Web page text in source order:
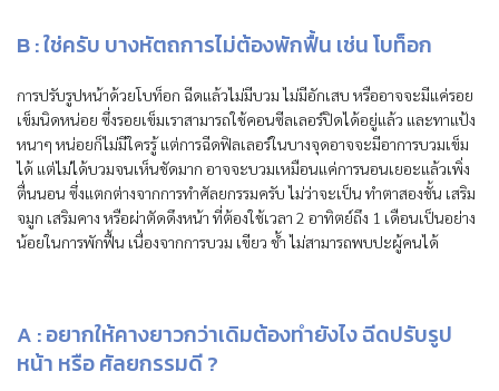
B :ใช่ครับ บางหัตถการไม่ต้องพักฟื้น เช่น โบท็อก
การปรับรูปหน้าด้วยโบท็อก ฉีดแล้วไม่มีบวม ไม่มีอักเสบ หรืออาจจะมีแค่รอย
เข็มนิดหน่อย ซึ่งรอยเข็มเราสามารถใช้คอนซีลเลอร์ปิดได้อยู่แล้ว และทาแป้ง
หนาๆ หน่อยก็ไม่มีใครรู้ แต่การฉีดฟิลเลอร์ในบางจุดอาจจะมีอาการบวมเข็ม
ได้ แต่ไม่ได้บวมจนเห็นชัดมาก อาจจะบวมเหมือนแค่การนอนเยอะแล้วเพิ่ง
ตื่นนอน ซึ่งแตกต่างจากการทำศัลยกรรมครับ ไม่ว่าจะเป็น ทำตาสองชั้น เสริม
จมูก เสริมคาง หรือผ่าตัดดึงหน้า ที่ต้องใช้เวลา 2 อาทิตย์ถึง 1 เดือนเป็นอย่าง
น้อยในการพักฟื้น เนื่องจากการบวม เขียว ช้ำ ไม่สามารถพบปะผู้คนได้
A : อยากให้คางยาวกว่าเดิมต้องทำยังไง ฉีดปรับรูป
หน้า หรือ ศัลยกรรมดี ?